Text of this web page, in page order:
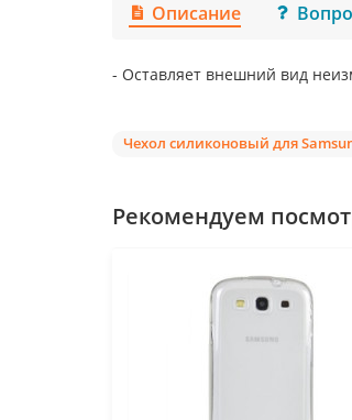
Описание
- Оставляет внешний вид
Чехол силиконовый для
Рекомендуем